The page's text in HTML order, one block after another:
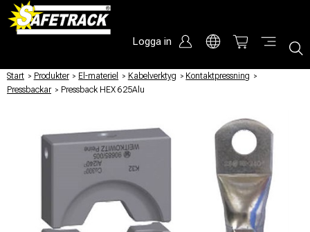
Logga in
Start / Produkter / El-materiel / Kabelverktyg / Kontaktpressning /
Pressbackar / Pressback HEX 625Alu